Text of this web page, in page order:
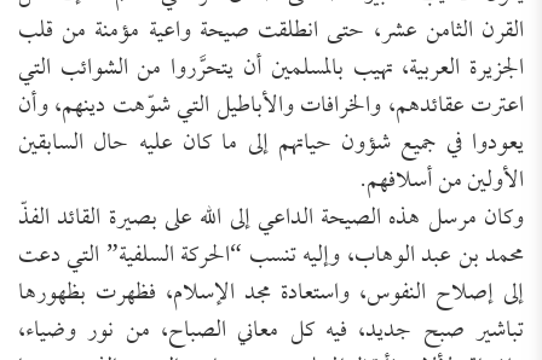
القرن الثامن عشر، حتى انطلقت صيحة واعية مؤمنة من قلب
الجزيرة العربية، تهيب بالمسلمين أن يتحرَّروا من الشوائب التي
اعترت عقائدهم، والخرافات والأباطيل التي شوّهت دينهم، وأن
يعودوا في جميع شؤون حياتهم إلى ما كان عليه حال السابقين
الأولين من أسلافهم.
وكان مرسل هذه الصيحة الداعي إلى الله على بصيرة القائد الفذّ
محمد بن عبد الوهاب، وإليه تنسب “الحركة السلفية” التي دعت
إلى إصلاح النفوس، واستعادة مجد الإسلام، فظهرت بظهورها
تباشير صبح جديد، فيه كل معاني الصباح، من نور وضياء،